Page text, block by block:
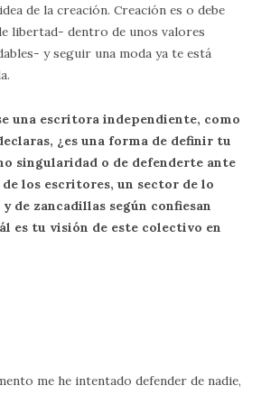
de la creación. Creación es o debe
libertad- dentro de unos valores
y seguir una moda ya te está
una escritora independiente, como
¿es una forma de definir tu
singularidad o de defenderte ante
los escritores, un sector de lo
de zancadillas según confiesan
es tu visión de este colectivo en
me he intentado defender de nadie,